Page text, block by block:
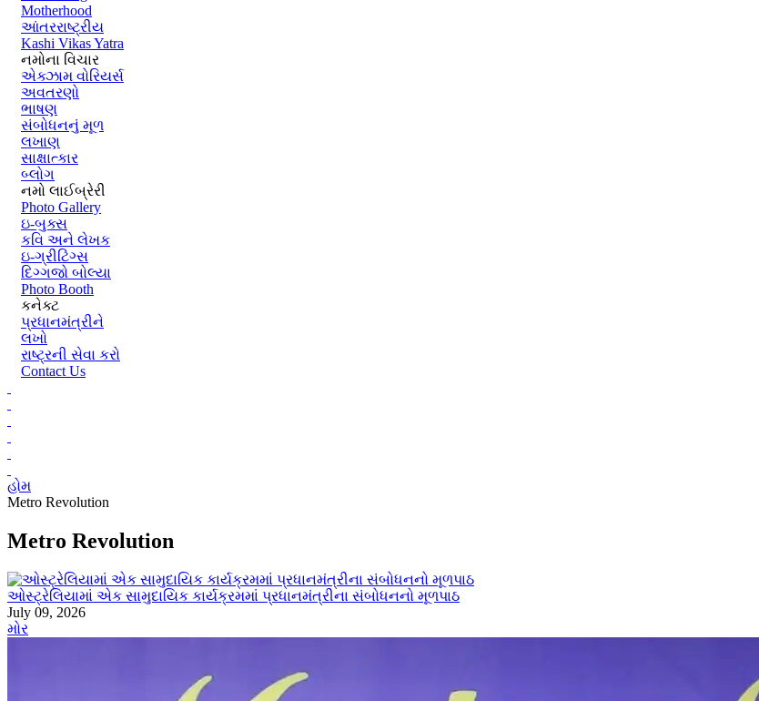
Motherhood
આંતરરાષ્ટ્રીય
Kashi Vikas Yatra
નમોના વિચાર
એક્ઝામ વોરિયર્સ
અવતરણો
ભાષણ
સંબોધનનું મૂળ
લખાણ
સાક્ષાત્કાર
બ્લોગ
નમો લાઈબ્રેરી
Photo Gallery
ઇ-બુક્સ
કવિ અને લેખક
ઇ-ગ્રીટિંગ્સ
દિગ્ગજો બોલ્યા
Photo Booth
કનેક્ટ
પ્રધાનમંત્રીને
લખો
રાષ્ટ્રની સેવા કરો
Contact Us
હોમ
Metro Revolution
Metro Revolution
ઓસ્ટ્રેલિયામાં એક સામુદાયિક કાર્યક્રમમાં પ્રધાનમંત્રીના સંબોધનનો મૂળપાઠ
July 09, 2026
મોર